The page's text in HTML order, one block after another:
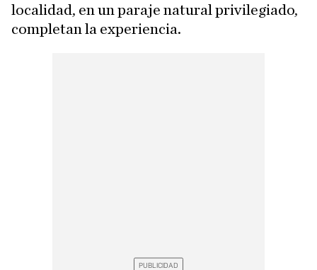
localidad, en un paraje natural privilegiado,
completan la experiencia.